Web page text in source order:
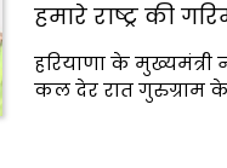
हमारे राष्ट्र की
हरियाणा के मुख्यमंत्री
कल देर रात गुरुग्राम